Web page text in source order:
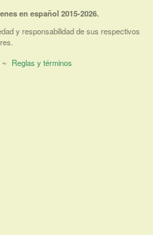
en español 2015-2026.
y responsabilidad de sus respectivos
~ Reglas y términos